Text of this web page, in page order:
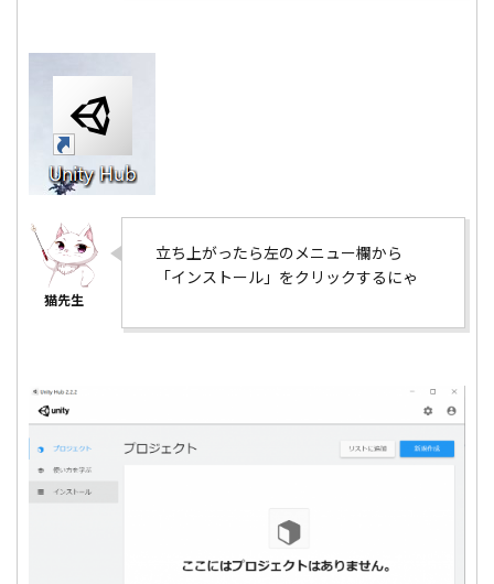
立ち上がったら左のメニュー欄から
「インストール」をクリックするにゃ